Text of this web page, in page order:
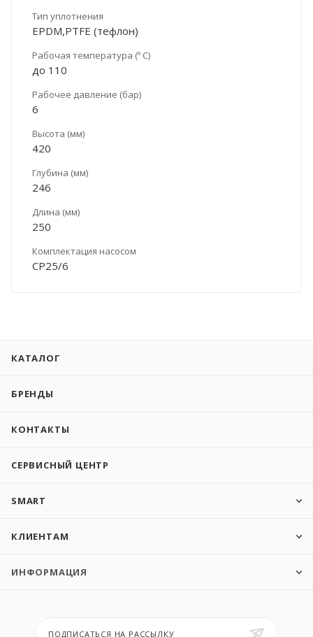
Тип уплотнения
EPDM,PTFE (тефлон)
Рабочая температура (º С)
до 110
Рабочее давление (бар)
6
Высота (мм)
420
Глубина (мм)
246
Длина (мм)
250
Комплектация насосом
CP25/6
КАТАЛОГ
БРЕНДЫ
КОНТАКТЫ
СЕРВИСНЫЙ ЦЕНТР
SMART
КЛИЕНТАМ
ИНФОРМАЦИЯ
ПОДПИСАТЬСЯ НА РАССЫЛКУ